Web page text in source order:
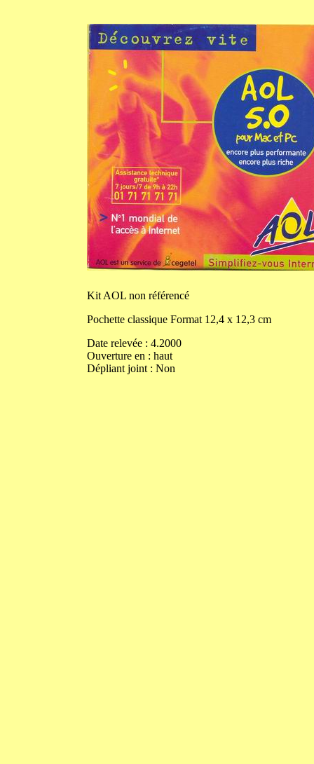
Kit AOL non référencé
Pochette classique Format 12,4x 12,3cm
Date relevée : 4.2000
Ouverture en : haut
Dépliant joint : Non